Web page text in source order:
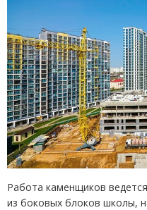
Работа каменщиков
из боковых блоков школы,